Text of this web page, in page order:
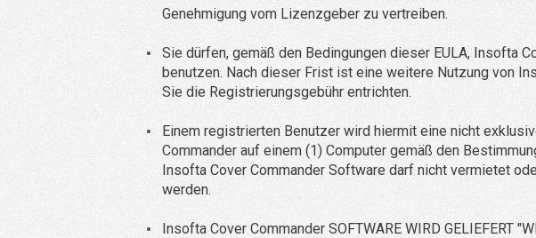
Genehmigung vom Lizenzgeber zu vertreiben.
Sie dürfen, gemäß den Bedingungen dieser EULA, Insofta
benutzen. Nach dieser Frist ist eine weitere Nutzung von
Sie die Registrierungsgebühr entrichten.
Einem registrierten Benutzer wird hiermit eine nicht
Commander auf einem (1) Computer gemäß den
Insofta Cover Commander Software darf nicht vermietet
werden.
Insofta Cover Commander SOFTWARE WIRD GELIEFERT